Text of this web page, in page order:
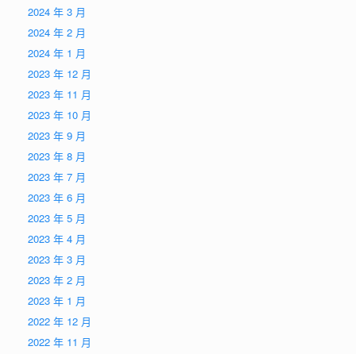
2024 年 3 月
2024 年 2 月
2024 年 1 月
2023 年 12 月
2023 年 11 月
2023 年 10 月
2023 年 9 月
2023 年 8 月
2023 年 7 月
2023 年 6 月
2023 年 5 月
2023 年 4 月
2023 年 3 月
2023 年 2 月
2023 年 1 月
2022 年 12 月
2022 年 11 月